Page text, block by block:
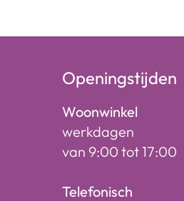
Openingstijden
Woonwinkel
werkdagen
van 9:00 tot 17:00
Telefonisch